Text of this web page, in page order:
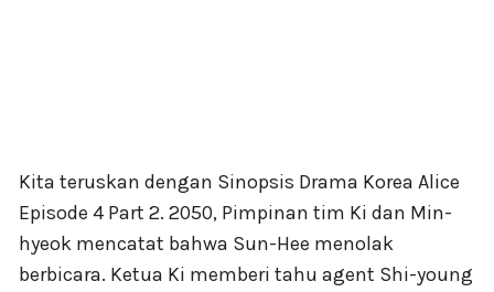
Kita teruskan dengan Sinopsis Drama Korea Alice
Episode 4 Part 2. 2050, Pimpinan tim Ki dan Min-
hyeok mencatat bahwa Sun-Hee menolak
berbicara. Ketua Ki memberi tahu agent Shi-young